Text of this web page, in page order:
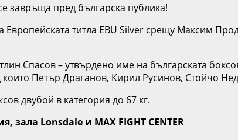
завръща пред българска публика!
Европейската титла EBU Silver срещу Максим
Спасов – утвърдено име на българската
които Петър Драганов, Кирил Русинов, Стойчо
двубой в категория до 67 кг.
зала Lonsdale и MAX FIGHT CENTER